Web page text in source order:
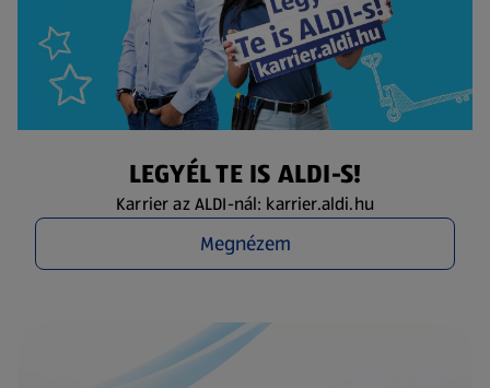
LEGYÉL TE IS ALDI-S!
Karrier az ALDI-nál: karrier.aldi.hu
Megnézem